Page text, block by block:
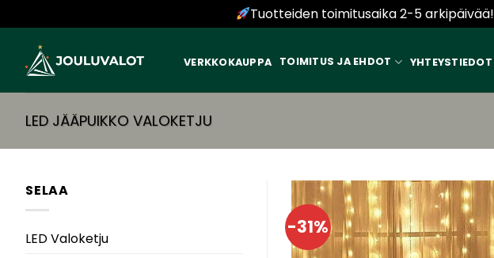
Tuotteiden toimitusaika 2-5 arkipäivää!
content
VERKKOKAUPPA TOIMITUS JA EHDOT YHTEYSTIEDOT
LED JÄÄPUIKKO VALOKETJU
SELAA
LED Valoketju
-31%